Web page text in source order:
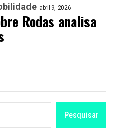
abril 9, 2026
Rodas analisa
Pesquisar